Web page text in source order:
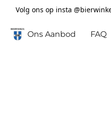
Volg ons op insta
Ons Aanbod FAQ